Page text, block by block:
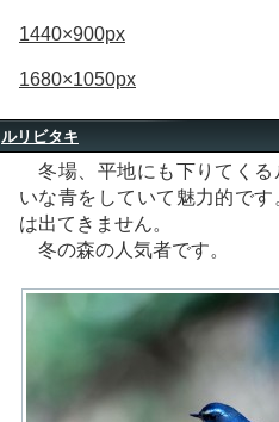
1440×900px
1680×1050px
ルリビタキ
冬場、平地にも下りてくる
いな青をしていて魅力的で
は出てきません。
冬の森の人気者です。